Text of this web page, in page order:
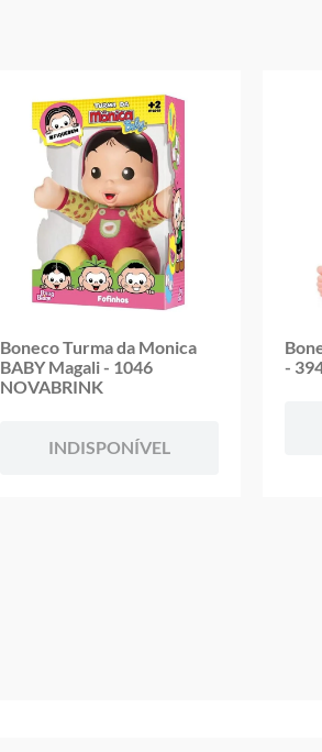
Boneco Turma da Monica
BABY Magali - 1046
NOVABRINK
INDISPONÍVEL
-